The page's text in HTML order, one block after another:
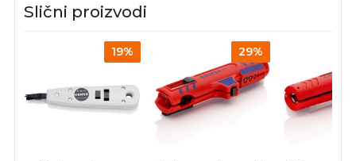
Slični proizvodi
19% 29%